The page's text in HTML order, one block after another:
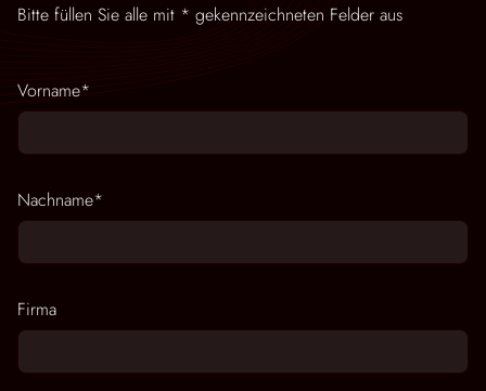
Bitte füllen Sie alle mit * gekennzeichneten Felder aus
Pflichtfeld
Vorname*
Pflichtfeld
Nachname*
Firma